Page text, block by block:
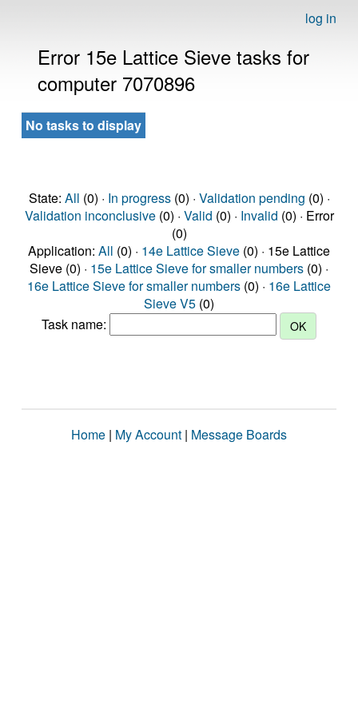
log in
Error 15e Lattice Sieve tasks for
computer 7070896
No tasks to display
State: All (0) · In progress(0) · Validation pending (0) ·
Validation inconclusive(0) · Valid (0) · Invalid (0) · Error
(0)
Application: All (0) · 14e Lattice Sieve (0) · 15e Lattice
Sieve (0) · 15e Lattice Sieve for smaller numbers (0) ·
16e Lattice Sieve for smaller numbers (0) · 16e Lattice
Sieve V5 (0)
Task name:
Home | My Account | Message Boards